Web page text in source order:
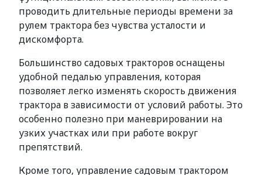
проводить длительные периоды времени за
рулем трактора без чувства усталости и
дискомфорта.
Большинство садовых тракторов оснащены
удобной педалью управления, которая
позволяет легко изменять скорость движения
трактора в зависимости от условий работы. Это
особенно полезно при маневрировании на
узких участках или при работе вокруг
препятствий.
Кроме того, управление садовым трактором